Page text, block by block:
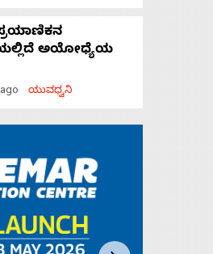
ಅಯೋಧ್ಯೆಯ
ಯುವಧ್ವನಿ